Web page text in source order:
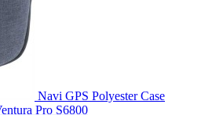
Navi GPS Polyester Case
Pro S6800